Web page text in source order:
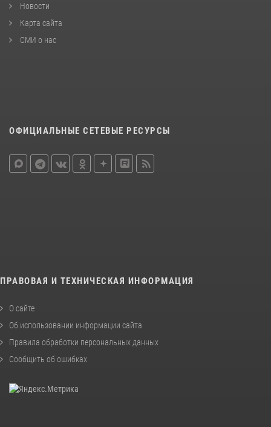
Новости
Карта сайта
СМИ о нас
ОФИЦИАЛЬНЫЕ СЕТЕВЫЕ РЕСУРСЫ
ПРАВОВАЯ И ТЕХНИЧЕСКАЯ ИНФОРМАЦИЯ
О сайте
Об использовании информации сайта
Правила обработки персональных данных
Сообщить об ошибках